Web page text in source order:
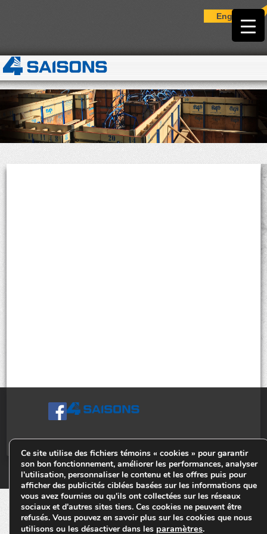
English
© Tiges 4 Saisons. Tous droits réservés 2013-2026.
Ce site utilise des fichiers témoins « cookies » pour garantir
son bon fonctionnement, améliorer les performances, analyser
l'utilisation, personnaliser le contenu et les offres puis pour
afficher des publicités ciblées basées sur les informations que
vous avez fournies ou qu'ils ont collectées sur les réseaux
sociaux et d'autres sites tiers. Ces cookies ne peuvent être
refusés. Vous pouvez en savoir plus sur les cookies que nous
utilisons ou les désactiver dans les paramètres.